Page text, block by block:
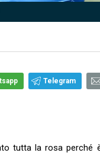
Telegram
tutta la rosa